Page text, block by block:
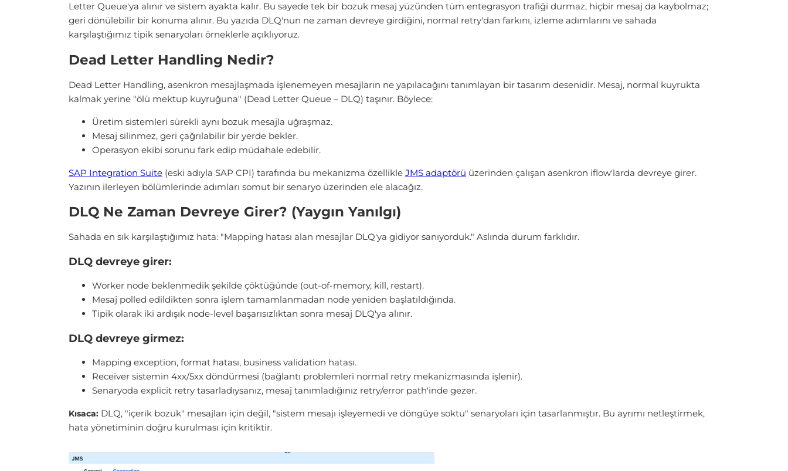
Letter Queue'ya alınır ve sistem ayakta kalır. Bu sayede tek bir bozuk mesaj yüzünden tüm entegrasyon trafiği durmaz, hiçbir mesaj da kaybolmaz;
geri dönülebilir bir konuma alınır. Bu yazıda DLQ'nun ne zaman devreye girdiğini, normal retry'dan farkını, izleme adımlarını ve sahada
karşılaştığımız tipik senaryoları örneklerle açıklıyoruz.
Dead Letter Handling Nedir?
Dead Letter Handling, asenkron mesajlaşmada işlenemeyen mesajların ne yapılacağını tanımlayan bir tasarım desenidir. Mesaj, normal kuyrukta
kalmak yerine "ölü mektup kuyruğuna" (Dead Letter Queue – DLQ) taşınır. Böylece:
Üretim sistemleri sürekli aynı bozuk mesajla uğraşmaz.
Mesaj silinmez, geri çağrılabilir bir yerde bekler.
Operasyon ekibi sorunu fark edip müdahale edebilir.
SAP Integration Suite (eski adıyla SAP CPI) tarafında bu mekanizma özellikle JMS adaptörü üzerinden çalışan asenkron iflow'larda devreye girer.
Yazının ilerleyen bölümlerinde adımları somut bir senaryo üzerinden ele alacağız.
DLQ Ne Zaman Devreye Girer? (Yaygın Yanılgı)
Sahada en sık karşılaştığımız hata: "Mapping hatası alan mesajlar DLQ'ya gidiyor sanıyorduk." Aslında durum farklıdır.
DLQ devreye girer:
Worker node beklenmedik şekilde çöktüğünde (out-of-memory, kill, restart).
Mesaj polled edildikten sonra işlem tamamlanmadan node yeniden başlatıldığında.
Tipik olarak iki ardışık node-level başarısızlıktan sonra mesaj DLQ'ya alınır.
DLQ devreye girmez:
Mapping exception, format hatası, business validation hatası.
Receiver sistemin 4xx/5xx döndürmesi (bağlantı problemleri normal retry mekanizmasında işlenir).
Senaryoda explicit retry tasarladıysanız, mesaj tanımladığınız retry/error path'inde gezer.
Kısaca: DLQ, "içerik bozuk" mesajları için değil, "sistem mesajı işleyemedi ve döngüye soktu" senaryoları için tasarlanmıştır. Bu ayrımı netleştirmek,
hata yönetiminin doğru kurulması için kritiktir.